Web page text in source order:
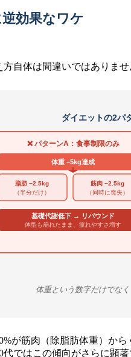
効果なワケ
自体は間違いではありませ
ダイエットの2パ
❌ パターンA：食事制限のみ
体重 −5kg達成
脂肪 −2.5kg
（半分だけ）
筋肉 −2.5kg
（同時に喪失）
基礎代謝低下 → リバウンド
体型も崩れたまま、疲れやすさ増す
体重という数字だけでな
が筋肉（除脂肪体重）から
ではこの傾向がさらに顕著